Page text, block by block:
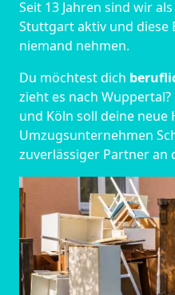
Seit 13 Jahren sind wir
Stuttgart aktiv und diese
niemand nehmen.
Du möchtest dich
zieht es nach
und Köln soll deine neue
Umzugsunternehmen
zuverlässiger Partner an